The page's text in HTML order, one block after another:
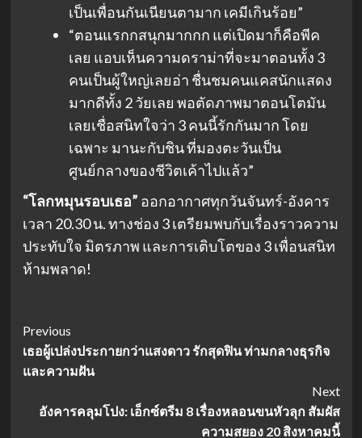
เป็นเพื่อนกันเนียนตามาก เคมีเกินร้อย”
“ตอนแรกกสนุกมากกก แต่เปิดมาก็คือพีค
เลย แอบเห็นความดราม่าที่จะมาตอนทั้ง 3
คนเป็นผู้ใหญ่เลยอ่า ชื่นชมคนแคสนักแสดง
มากดีทั้ง 2 วัยเลย พอตัดภาพมาตอนโตมัน
เลยเชื่อสนิทใจว่า 3 คนนี้รักกันมาก โดย
เฉพาะ มานะกับชิน ที่มองตะวันเป็น
ศูนย์กลางของชีวิตเค้าไปแล้ว”
“โลกหมุนรอบเธอ” ออกอากาศทุกวันจันทร์-อังคาร
เวลา 20.30 น. ทางช่อง 3 เตรียมพบกับเรื่องราวความ
ประทับใจ มิตรภาพ และการเติบโตของ 3 เพื่อนสนิท
ห้ามพลาด!
Post
Navigation
Previous
เธอผู้เปล่งประกายกว่าแสงดาว รักสุดฟิน ท่ามกลางธุรกิจ
และความฝัน
Next
อังคารคลุมโปง: เอ็กซ์ตรีม 8 เรื่องหลอนขนหัวลุก สัมผัส
ความสยอง 20 สิงหาคมนี้